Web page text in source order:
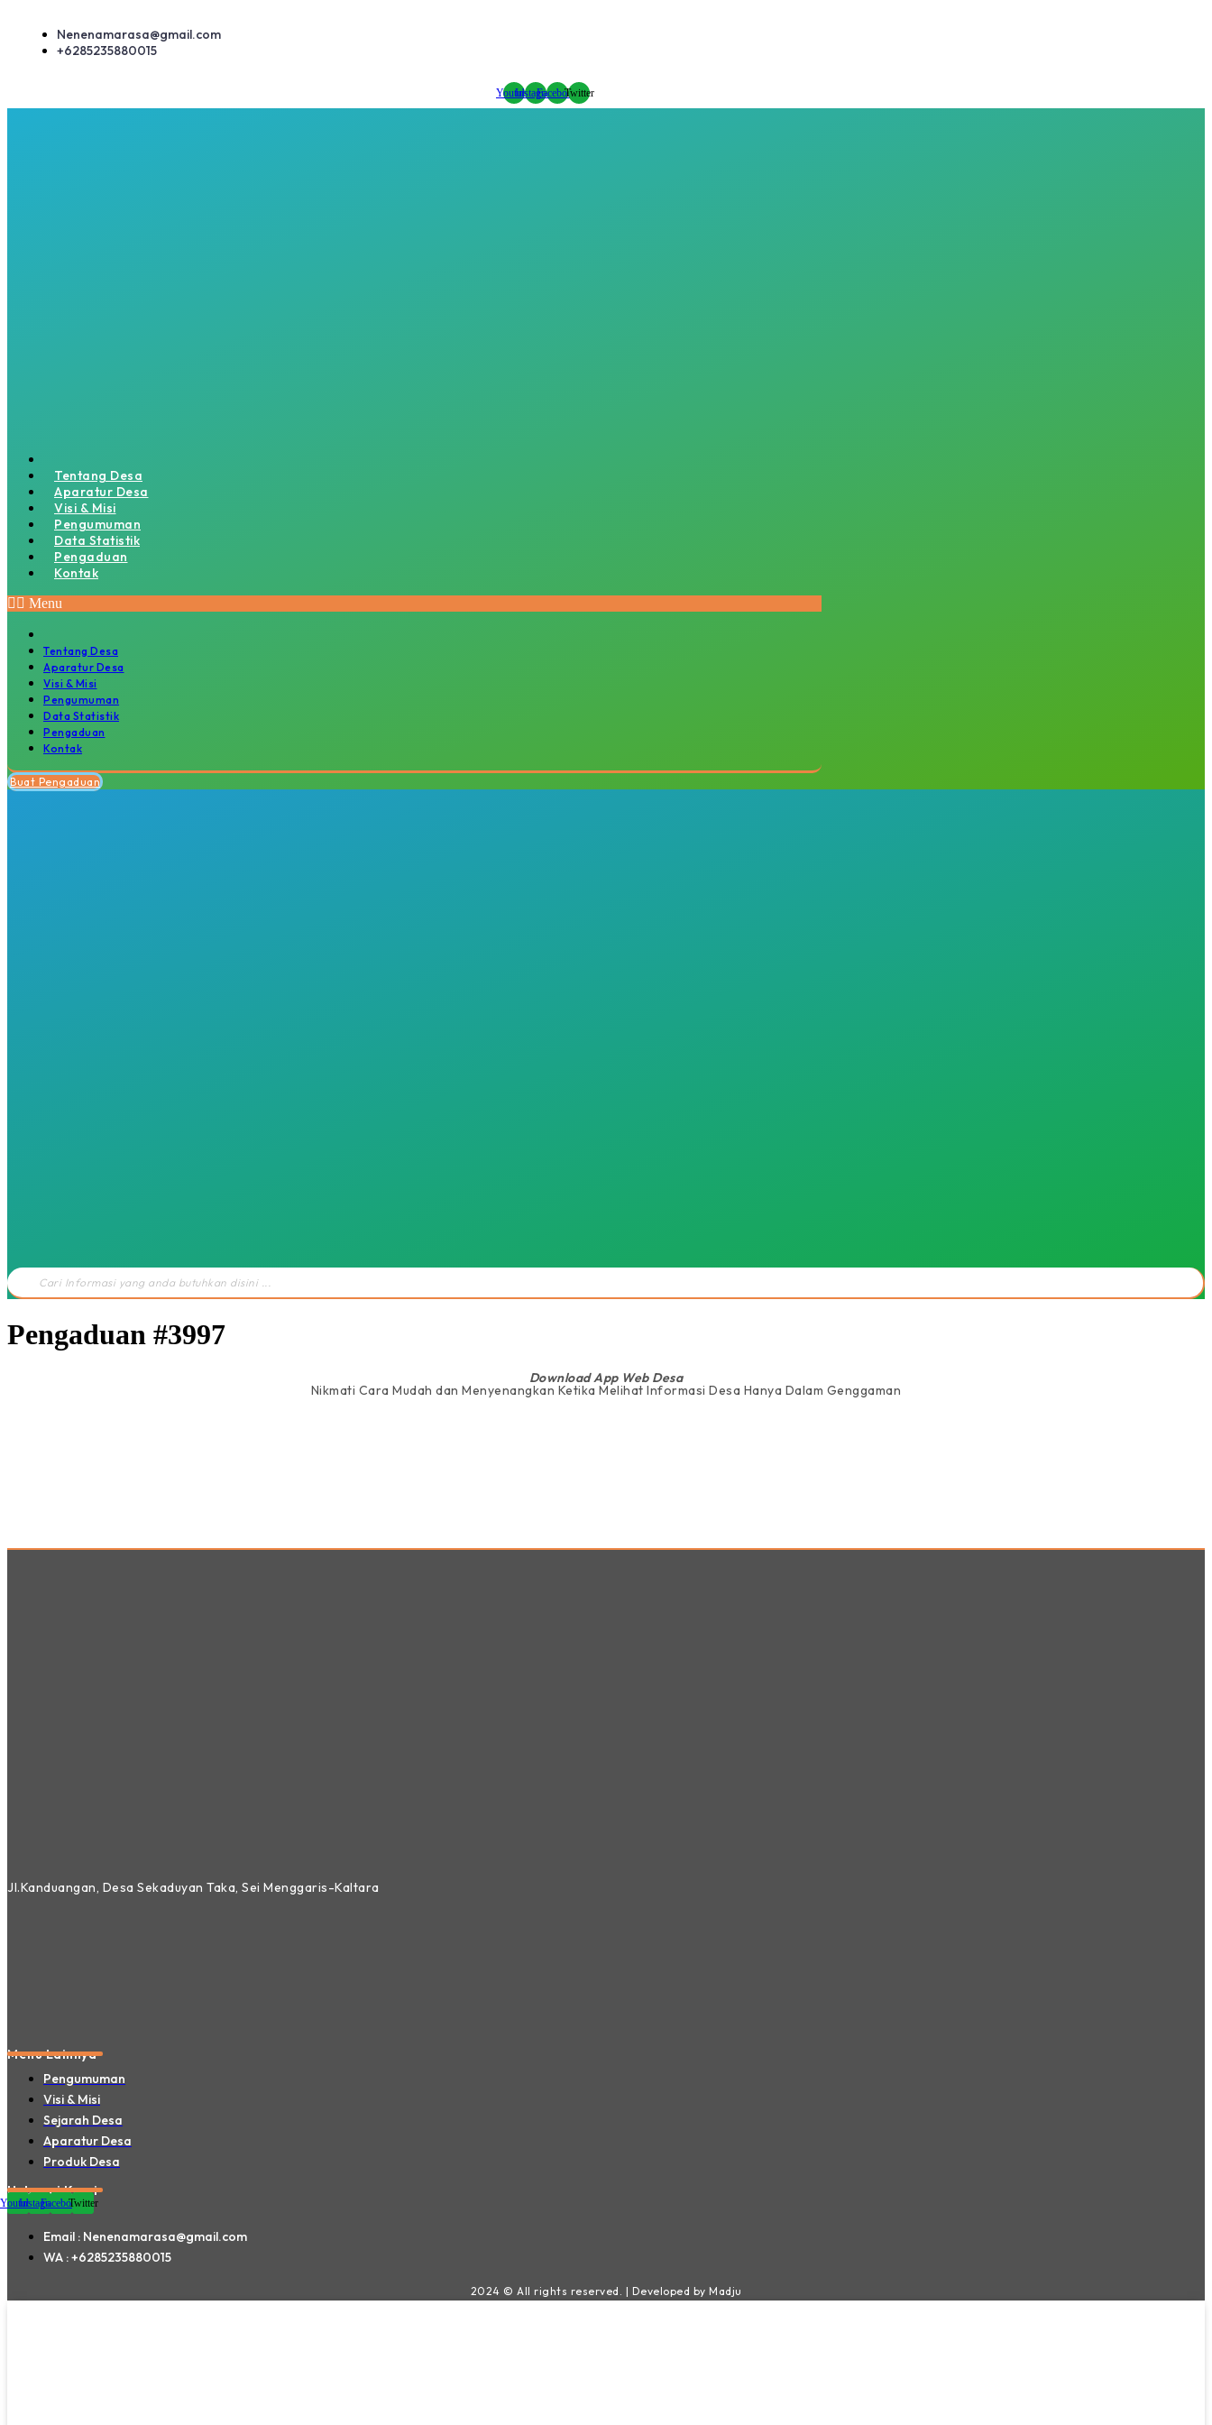
konten
Nenenamarasa@gmail.com
+6285235880015
YoutubeInstagramFacebookTwitter
Tentang Desa
Aparatur Desa
Visi & Misi
Pengumuman
Data Statistik
Pengaduan
Kontak
Menu
Tentang Desa
Aparatur Desa
Visi & Misi
Pengumuman
Data Statistik
Pengaduan
Kontak
Buat Pengaduan
Search
...
Pengaduan #3997
Download App Web Desa
Nikmati Cara Mudah dan Menyenangkan Ketika Melihat Informasi Desa Hanya Dalam Genggaman
Jl.Kanduangan, Desa Sekaduyan Taka, Sei Menggaris-Kaltara
Menu Lainnya
Pengumuman
Visi & Misi
Sejarah Desa
Aparatur Desa
Produk Desa
Hubungi Kami
YoutubeInstagramFacebookTwitter
Email : Nenenamarasa@gmail.com
WA : +6285235880015
2024 © All rights reserved. | Developed by Madju